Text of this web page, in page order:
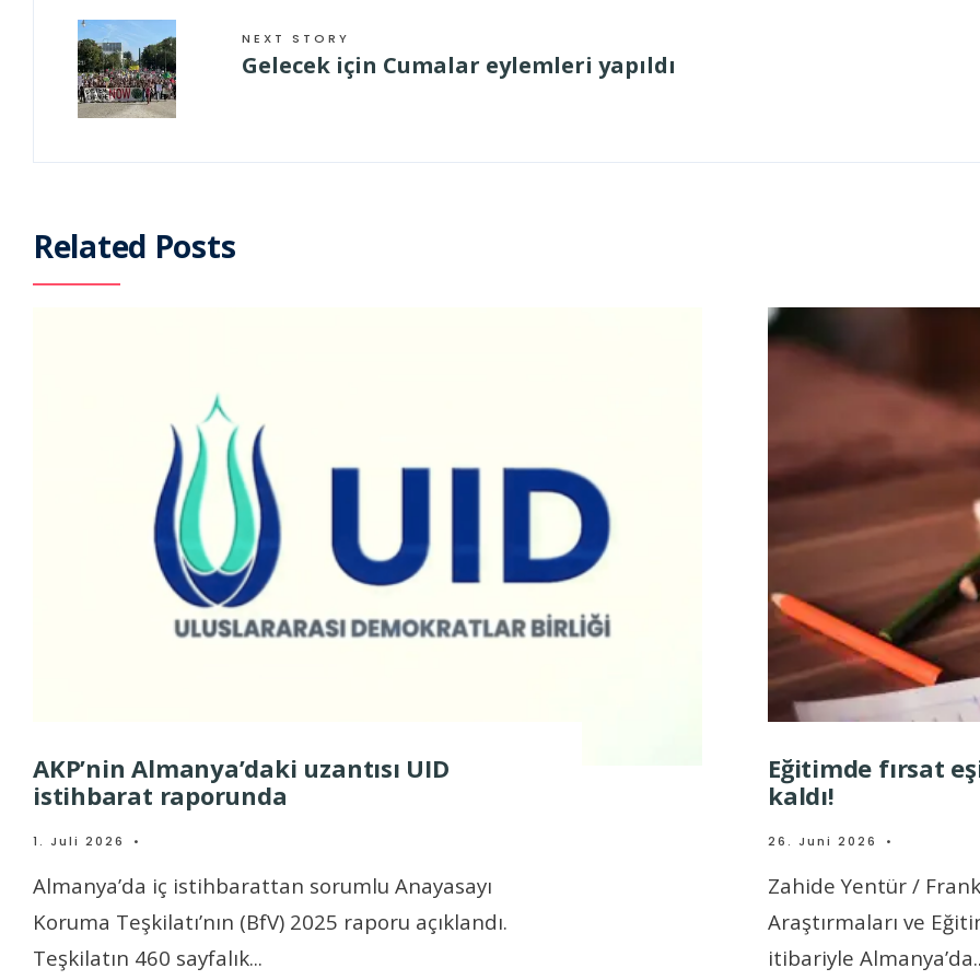
NEXT STORY
Gelecek için Cumalar eylemleri yapıldı
Related Posts
AKP’nin Almanya’daki uzantısı UID
istihbarat raporunda
1. Juli 2026 •
Almanya’da iç istihbarattan sorumlu Anayasayı
Koruma Teşkilatı’nın (BfV) 2025 raporu açıklandı.
Teşkilatın 460 sayfalık...
Eğitimde fırsat
kaldı!
26. Juni 2026 •
Zahide Yentür /
Araştırmaları ve
itibariyle Almanya’da